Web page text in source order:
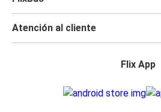
Atención al cliente
Flix App